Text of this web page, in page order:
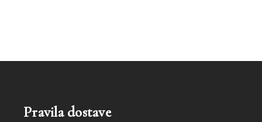
Pravila dostave